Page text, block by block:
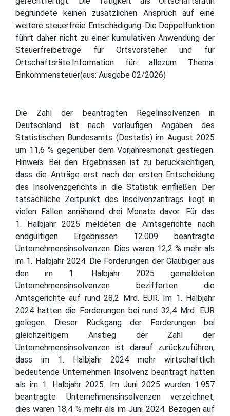
begründete keinen zusätzlichen Anspruch auf eine
weitere steuerfreie Entschädigung. Die Doppelfunktion
führt daher nicht zu einer kumulativen Anwendung der
Steuerfreibeträge für Ortsvorsteher und für
Ortschaftsräte.Information für: allezum Thema:
Einkommensteuer(aus: Ausgabe 02/2026)
Die Zahl der beantragten Regelinsolvenzen in
Deutschland ist nach vorläufigen Angaben des
Statistischen Bundesamts (Destatis) im August 2025
um 11,6 % gegenüber dem Vorjahresmonat gestiegen.
Hinweis: Bei den Ergebnissen ist zu berücksichtigen,
dass die Anträge erst nach der ersten Entscheidung
des Insolvenzgerichts in die Statistik einfließen. Der
tatsächliche Zeitpunkt des Insolvenzantrags liegt in
vielen Fällen annähernd drei Monate davor. Für das
1. Halbjahr 2025 meldeten die Amtsgerichte nach
endgültigen Ergebnissen 12.009 beantragte
Unternehmensinsolvenzen. Dies waren 12,2 % mehr als
im 1. Halbjahr 2024. Die Forderungen der Gläubiger aus
den im 1. Halbjahr 2025 gemeldeten
Unternehmensinsolvenzen bezifferten die
Amtsgerichte auf rund 28,2 Mrd. EUR. Im 1. Halbjahr
2024 hatten die Forderungen bei rund 32,4 Mrd. EUR
gelegen. Dieser Rückgang der Forderungen bei
gleichzeitigem Anstieg der Zahl der
Unternehmensinsolvenzen ist darauf zurückzuführen,
dass im 1. Halbjahr 2024 mehr wirtschaftlich
bedeutende Unternehmen Insolvenz beantragt hatten
als im 1. Halbjahr 2025. Im Juni 2025 wurden 1.957
beantragte Unternehmensinsolvenzen verzeichnet;
dies waren 18,4 % mehr als im Juni 2024. Bezogen auf